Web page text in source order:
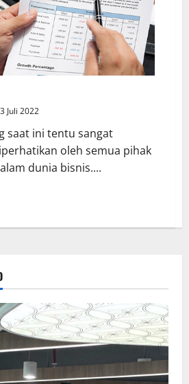
Juli 2022
saat ini tentu sangat
oleh semua pihak
dunia bisnis....